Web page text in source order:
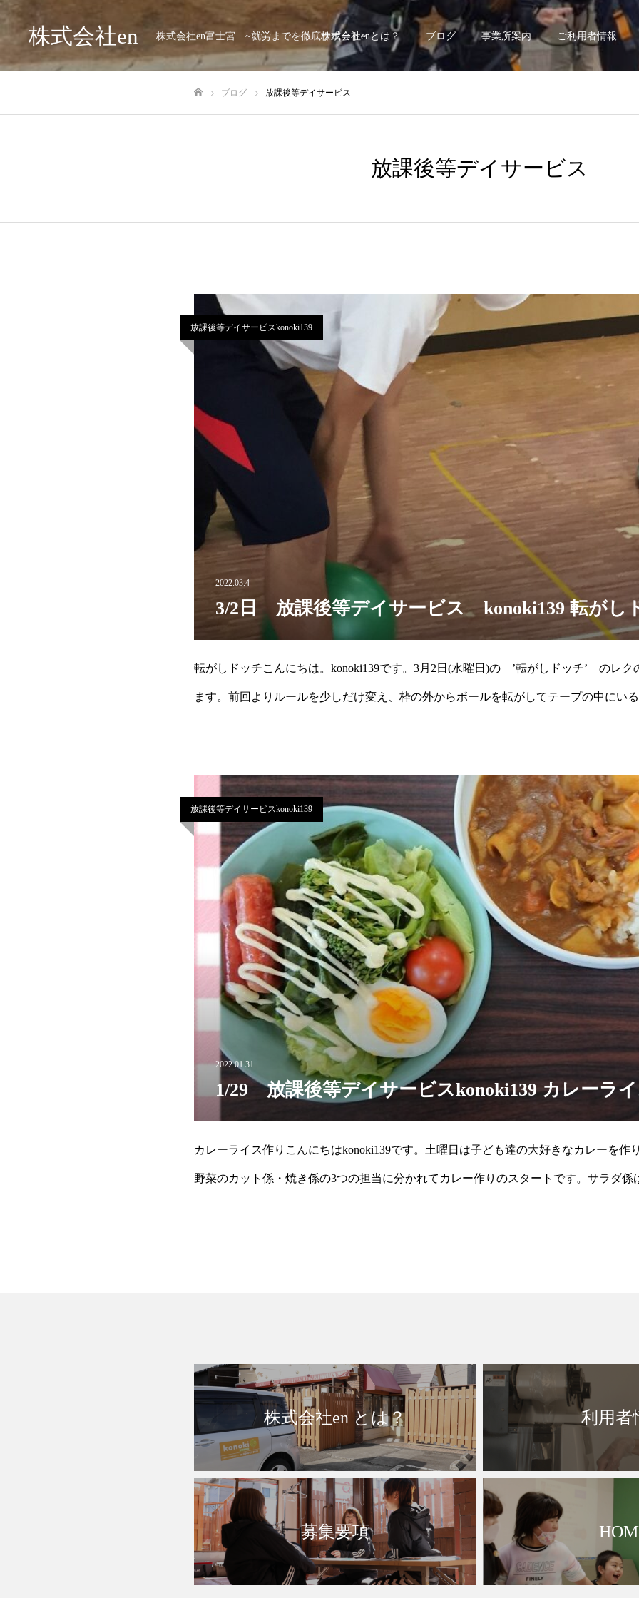
株式会社en 株式会社en富士宮 ~就労までを徹底サポート~
株式会社enとは？ ブログ 事業所案内 ご利用者情報
ブログ 放課後等デイサービス
放課後等デイサービス
放課後等デイサービスkonoki139
2022.03.4
3/2日 放課後等デイサービス konoki139 転がし
転がしドッチこんにちは。konoki139です。3月2日(水曜日)の ’転がしドッチ’ のレク
ます。前回よりルールを少しだけ変え、枠の外からボールを転がしてテープの中にい
放課後等デイサービスkonoki139
2022.01.31
1/29 放課後等デイサービスkonoki139 カレーラ
カレーライス作りこんにちはkonoki139です。土曜日は子ども達の大好きなカレーを作
野菜のカット係・焼き係の3つの担当に分かれてカレー作りのスタートです。サラダ係
株式会社en とは？ 利用者
募集要項